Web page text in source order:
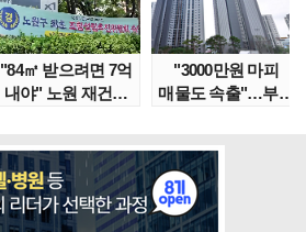
"84㎡ 받으려면 7억
내야" 노원 재건축
"3000만원 마피
매물도 속출"…부산